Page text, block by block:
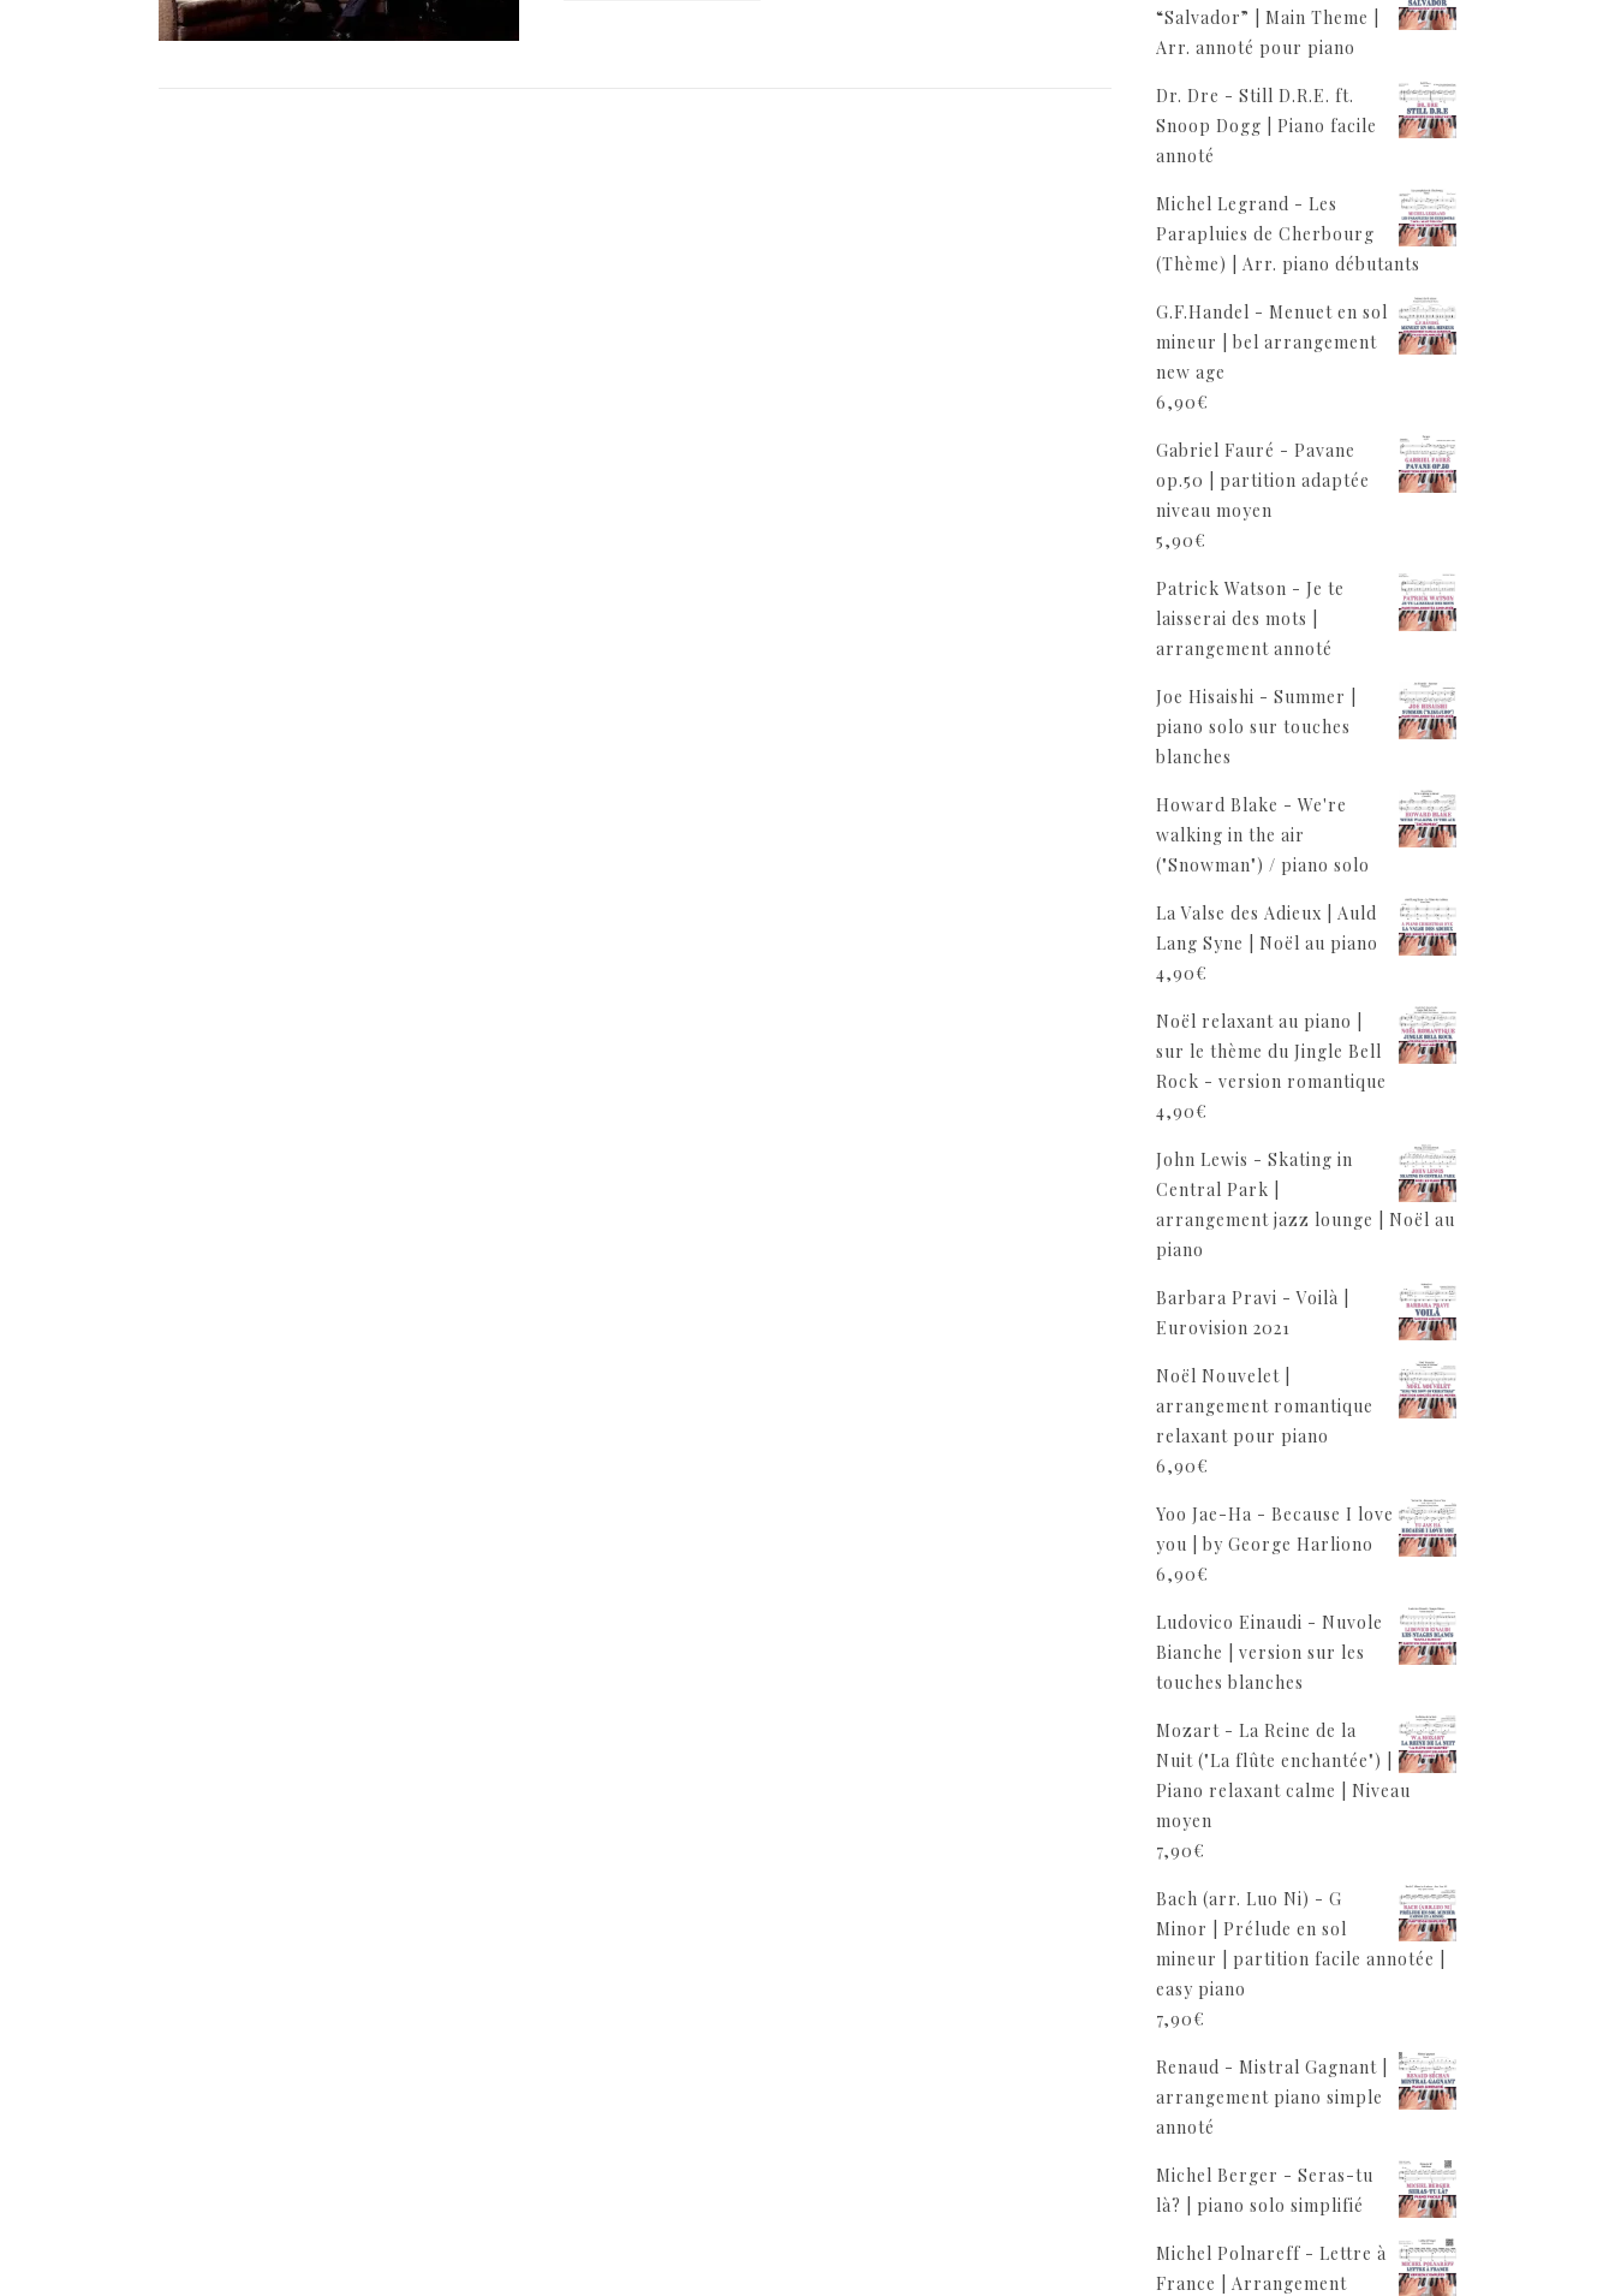
“Salvador” | Main Theme |
Arr. annoté pour piano
Dr. Dre - Still D.R.E. ft.
Snoop Dogg | Piano facile
annoté
Michel Legrand - Les
Parapluies de Cherbourg
(Thème) | Arr. piano débutants
G.F.Handel - Menuet en sol
mineur | bel arrangement
new age
6,90€
Gabriel Fauré - Pavane
op.50 | partition adaptée
niveau moyen
5,90€
Patrick Watson - Je te
laisserai des mots |
arrangement annoté
Joe Hisaishi - Summer |
piano solo sur touches
blanches
Howard Blake - We're
walking in the air
("Snowman") / piano solo
La Valse des Adieux | Auld
Lang Syne | Noël au piano
4,90€
Noël relaxant au piano |
sur le thème du Jingle Bell
Rock - version romantique
4,90€
John Lewis - Skating in
Central Park |
arrangement jazz lounge | Noël au
piano
Barbara Pravi - Voilà |
Eurovision 2021
Noël Nouvelet |
arrangement romantique
relaxant pour piano
6,90€
Yoo Jae-Ha - Because I love
you | by George Harliono
6,90€
Ludovico Einaudi - Nuvole
Bianche | version sur les
touches blanches
Mozart - La Reine de la
Nuit ("La flûte enchantée") |
Piano relaxant calme | Niveau
moyen
7,90€
Bach (arr. Luo Ni) - G
Minor | Prélude en sol
mineur | partition facile annotée |
easy piano
7,90€
Renaud - Mistral Gagnant |
arrangement piano simple
annoté
Michel Berger - Seras-tu
là? | piano solo simplifié
Michel Polnareff - Lettre à
France | Arrangement